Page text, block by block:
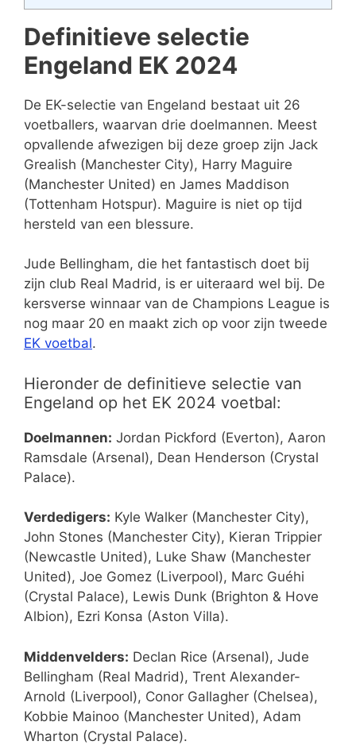
Definitieve selectie
Engeland EK 2024
De EK-selectie van Engeland bestaat uit 26
voetballers, waarvan drie doelmannen. Meest
opvallende afwezigen bij deze groep zijn Jack
Grealish (Manchester City), Harry Maguire
(Manchester United) en James Maddison
(Tottenham Hotspur). Maguire is niet op tijd
hersteld van een blessure.
Jude Bellingham, die het fantastisch doet bij
zijn club Real Madrid, is er uiteraard wel bij. De
kersverse winnaar van de Champions League is
nog maar 20 en maakt zich op voor zijn tweede
EK voetbal.
Hieronder de definitieve selectie van
Engeland op het EK 2024 voetbal:
Doelmannen: Jordan Pickford (Everton), Aaron
Ramsdale (Arsenal), Dean Henderson (Crystal
Palace).
Verdedigers: Kyle Walker (Manchester City),
John Stones (Manchester City), Kieran Trippier
(Newcastle United), Luke Shaw (Manchester
United), Joe Gomez (Liverpool), Marc Guéhi
(Crystal Palace), Lewis Dunk (Brighton & Hove
Albion), Ezri Konsa (Aston Villa).
Middenvelders: Declan Rice (Arsenal), Jude
Bellingham (Real Madrid), Trent Alexander-
Arnold (Liverpool), Conor Gallagher (Chelsea),
Kobbie Mainoo (Manchester United), Adam
Wharton (Crystal Palace).